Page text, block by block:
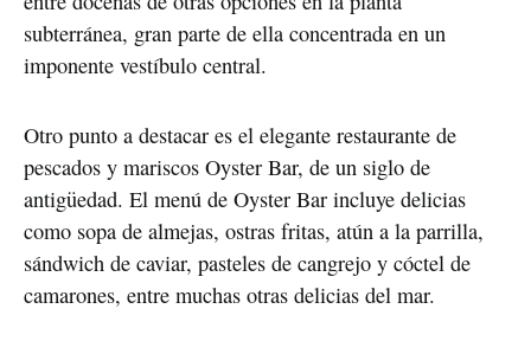
subterránea, gran parte de ella concentrada en un
imponente vestíbulo central.
Otro punto a destacar es el elegante restaurante de
pescados y mariscos Oyster Bar, de un siglo de
antigüedad. El menú de Oyster Bar incluye delicias
como sopa de almejas, ostras fritas, atún a la parrilla,
sándwich de caviar, pasteles de cangrejo y cóctel de
camarones, entre muchas otras delicias del mar.